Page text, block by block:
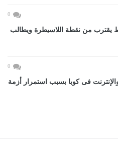
0
يقترب من نقطة اللاسيطرة ويطالب
0
فى كوبا بسبب استمرار أزمة